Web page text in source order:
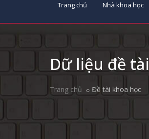
Trang chủ Nhà khoa học
Dữ liệu đề tài
Trang chủ Đề tài khoa học